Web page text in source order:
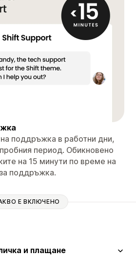
поддръжка в работни дни,
период. Обикновено
на 15 минути по време на
поддръжка.
Е ВКЛЮЧЕНО
и плащане